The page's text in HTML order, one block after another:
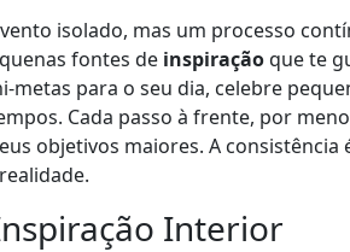
isolado, mas um processo
fontes de inspiraçãoque te
metas para o seu dia, celebre
Cada passo à frente, por
objetivos maiores. A consistência
Interior